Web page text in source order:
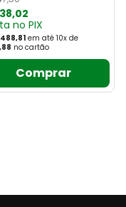
,02
no PIX
em até 10x de
no cartão
Comprar